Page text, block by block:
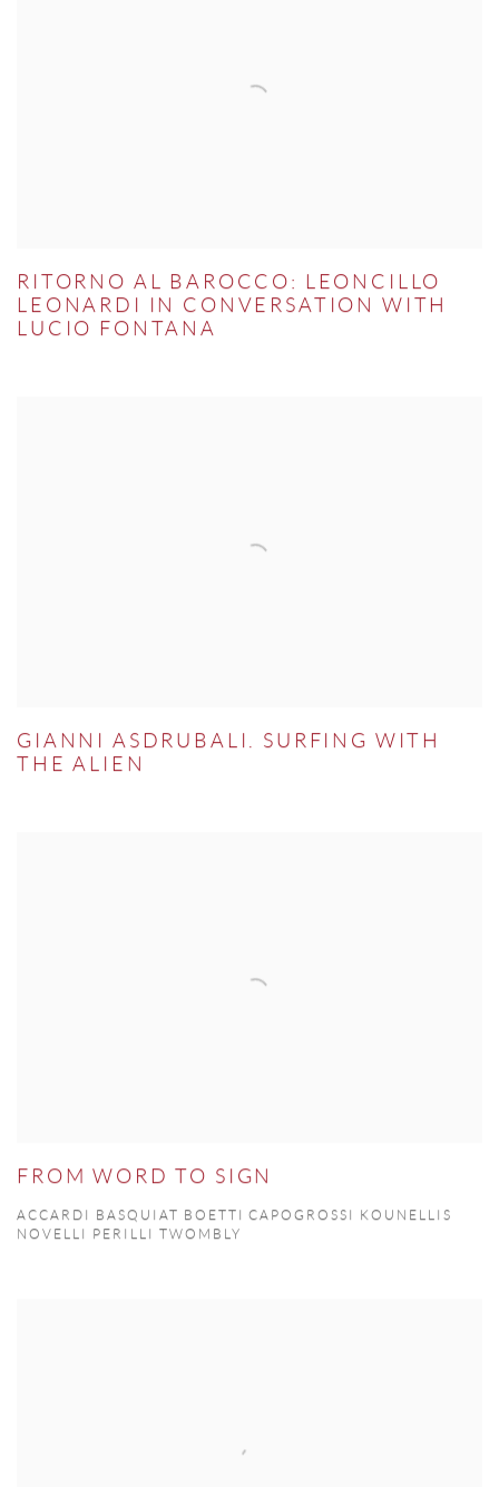
RITORNO AL BAROCCO: LEONCILLO
LEONARDI IN CONVERSATION WITH
LUCIO FONTANA
GIANNI ASDRUBALI. SURFING WITH
THE ALIEN
FROM WORD TO SIGN
ACCARDI BASQUIAT BOETTI CAPOGROSSI KOUNELLIS
NOVELLI PERILLI TWOMBLY